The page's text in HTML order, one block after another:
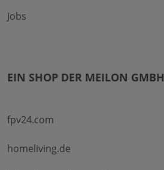
Jobs
EIN SHOP DER MEILON GMBH
fpv24.com
homeliving.de